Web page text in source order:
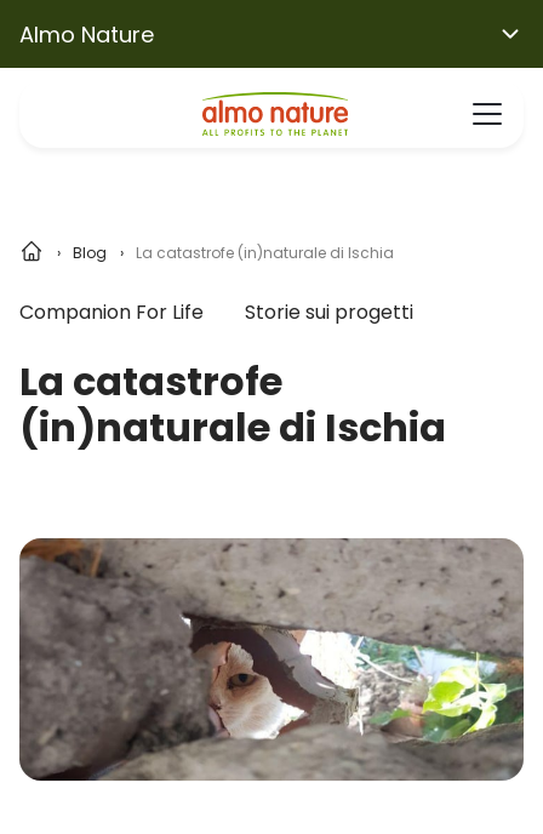
Almo Nature
Blog La catastrofe (in)naturale di Ischia
Companion For Life Storie sui progetti
La catastrofe
(in)naturale di Ischia